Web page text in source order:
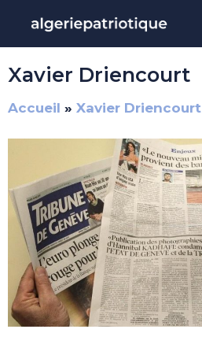
contenu
Xavier Driencourt
Accueil » Xavier Driencourt